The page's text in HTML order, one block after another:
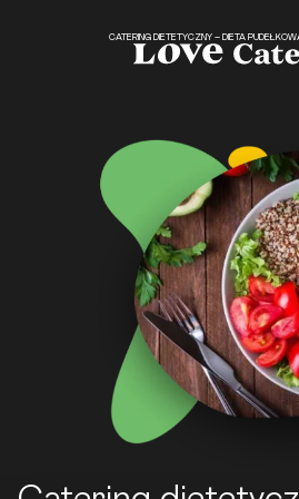
CATERING DIETETYCZNY – DIETA